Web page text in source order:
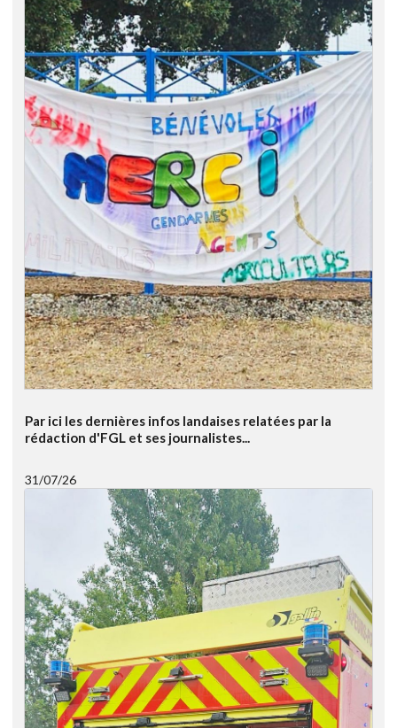
Par ici les dernières infos landaises relatées par la
rédaction d'FGL et ses journalistes...
31/07/26